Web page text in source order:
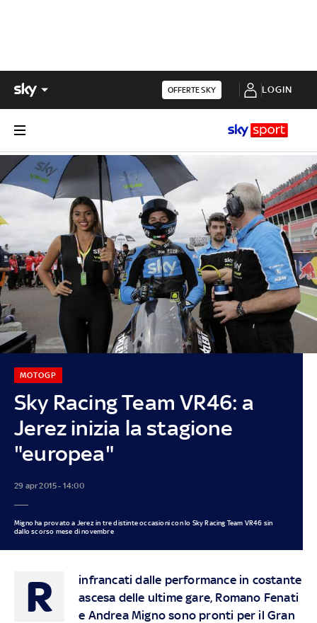
OFFERTE SKY LOGIN
Sky Racing Team VR46: a
Jerez inizia la stagione
"europea"
MOTOGP
29 apr 2015 - 14:00
Migno ha provato a Jerez in tre distinte occasioni con lo Sky Racing Team VR46 sin
dallo scorso mese di novembre
R
infrancati dalle performance in costante
ascesa delle ultime gare, Romano Fenati
e Andrea Migno sono pronti per il Gran